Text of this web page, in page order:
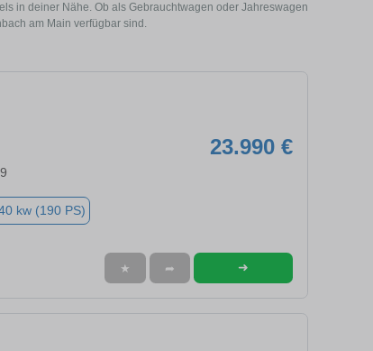
in deiner Nähe. Ob als Gebrauchtwagen oder Jahreswagen
am Main verfügbar sind.
23.990 €
kw (190 PS)
★ ➦ ➜